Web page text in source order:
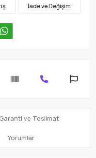
İade ve Değişim
ve Teslimat
Yorumlar